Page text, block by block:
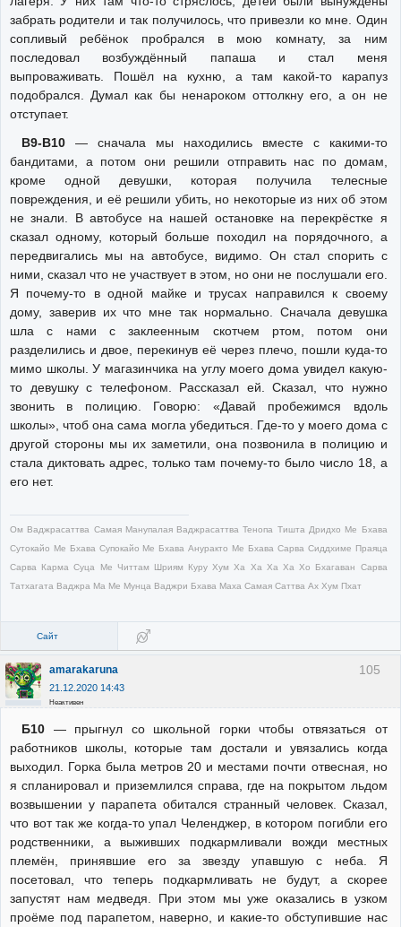
забрать родители и так получилось, что привезли ко мне. Один
сопливый ребёнок пробрался в мою комнату, за ним
последовал возбуждённый папаша и стал меня
выпроваживать. Пошёл на кухню, а там какой-то карапуз
подобрался. Думал как бы ненароком оттолкну его, а он не
отступает.
В9-В10— сначала мы находились вместе с какими-то
бандитами, а потом они решили отправить нас по домам,
кроме одной девушки, которая получила телесные
повреждения, и её решили убить, но некоторые из них об этом
не знали. В автобусе на нашей остановке на перекрёстке я
сказал одному, который больше походил на порядочного, а
передвигались мы на автобусе, видимо. Он стал спорить с
ними, сказал что не участвует в этом, но они не послушали его.
Я почему-то в одной майке и трусах направился к своему
дому, заверив их что мне так нормально. Сначала девушка
шла с нами с заклеенным скотчем ртом, потом они
разделились и двое, перекинув её через плечо, пошли куда-то
мимо школы. У магазинчика на углу моего дома увидел какую-
то девушку с телефоном. Рассказал ей. Сказал, что нужно
звонить в полицию. Говорю: «Давай пробежимся вдоль
школы», чтоб она сама могла убедиться. Где-то у моего дома с
другой стороны мы их заметили, она позвонила в полицию и
стала диктовать адрес, только там почему-то было число 18, а
его нет.
Ом Ваджрасаттва Самая Манупалая Ваджрасаттва Тенопа Тишта Дридхо Ме Бхава
Сутокайо Ме Бхава Супокайо Ме Бхава Ануракто Ме Бхава Сарва Сиддхиме Праяца
Сарва Карма Суца Ме Читтам Шриям Куру Хум Ха Ха Ха Ха Хо Бхагаван Сарва
Татхагата Ваджра Ма Ме Мунца Ваджри Бхава Маха Самая Саттва Ах Хум Пхат
Сайт
105
amarakaruna
21.12.2020 14:43
Неактивен
Б10— прыгнул со школьной горки чтобы отвязаться от
работников школы, которые там достали и увязались когда
выходил. Горка была метров 20 и местами почти отвесная, но
я спланировал и приземлился справа, где на покрытом льдом
возвышении у парапета обитался странный человек. Сказал,
что вот так же когда-то упал Челенджер, в котором погибли его
родственники, а выживших подкармливали вожди местных
племён, принявшие его за звезду упавшую с неба. Я
посетовал, что теперь подкармливать не будут, а скорее
запустят нам медведя. При этом мы уже оказались в узком
проёме под парапетом, наверно, и какие-то обступившие нас